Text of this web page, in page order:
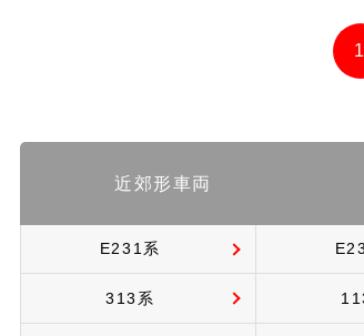
1
近郊形車両
E231系
313系